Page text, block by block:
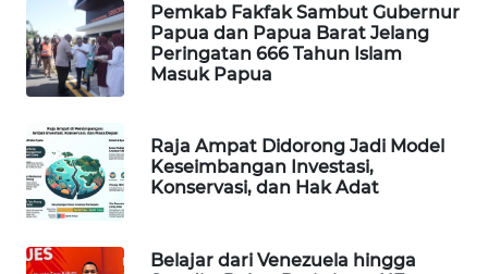
Pemkab Fakfak Sambut Gubernur
Papua dan Papua Barat Jelang
Peringatan 666 Tahun Islam
Masuk Papua
Raja Ampat Didorong Jadi Model
Keseimbangan Investasi,
Konservasi, dan Hak Adat
Belajar dari Venezuela hingga
WAHANANEWS
CO ID
WAHANANEWS
NET
WAHANA
SPORT
WAHANA